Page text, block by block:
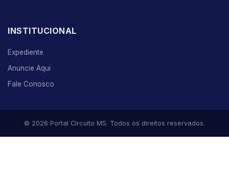
INSTITUCIONAL
Expediente
Anuncie Aqui
Fale Conosco
© 2026 Portal Circuito MS. Todos os direitos reservados.